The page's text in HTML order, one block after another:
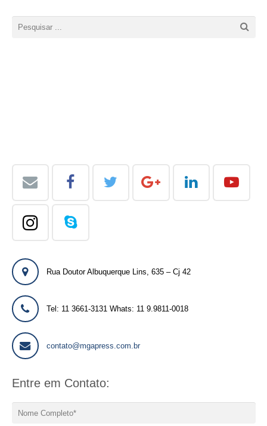
Rua Doutor Albuquerque Lins, 635 – Cj 42
Tel: 11 3661-3131 Whats: 11 9.9811-0018
contato@mgapress.com.br
Entre em Contato: